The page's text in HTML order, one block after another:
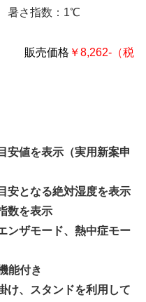
暑さ指数：1℃
販売価格 ￥8,262-（税
安値を表示（実用新案申
安となる絶対湿度を表示
数を表示
ンザモード、熱中症モー
能付き
け、スタンドを利用して